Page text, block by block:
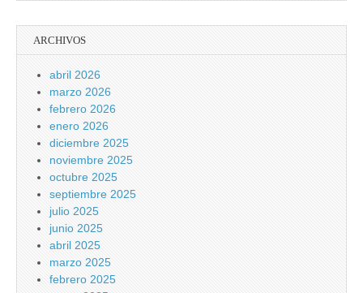
ARCHIVOS
abril 2026
marzo 2026
febrero 2026
enero 2026
diciembre 2025
noviembre 2025
octubre 2025
septiembre 2025
julio 2025
junio 2025
abril 2025
marzo 2025
febrero 2025